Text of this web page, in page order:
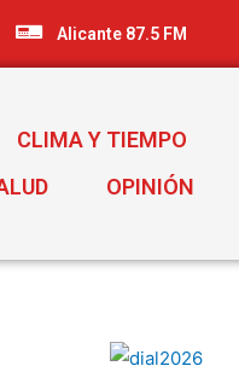
Alicante 87.5 FM
CLIMA Y TIEMPO
OPINIÓN